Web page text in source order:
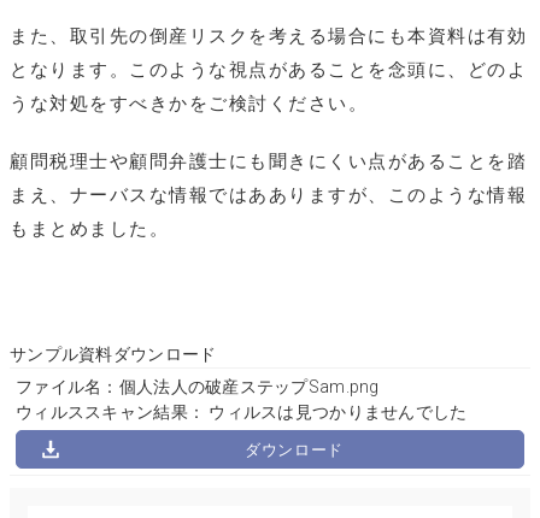
また、取引先の倒産リスクを考える場合にも本資料は有効
となります。このような視点があることを念頭に、どのよ
うな対処をすべきかをご検討ください。
顧問税理士や顧問弁護士にも聞きにくい点があることを踏
まえ、ナーバスな情報ではあありますが、このような情報
もまとめました。
サンプル資料ダウンロード
ファイル名：個人法人の破産ステップSam.png
ウィルススキャン結果： ウィルスは見つかりませんでした
ダウンロード